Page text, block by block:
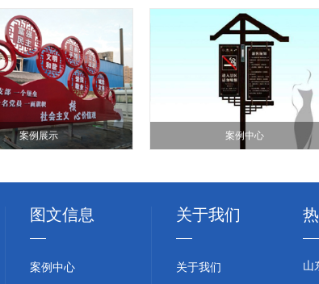
案例展示 案例中心
图文信息
案例中心
关于我们
关于我们 山